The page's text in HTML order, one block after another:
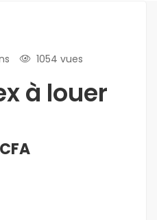
1054 vues
à louer